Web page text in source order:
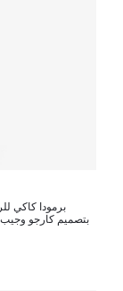
بتصميم كارجو وجيب